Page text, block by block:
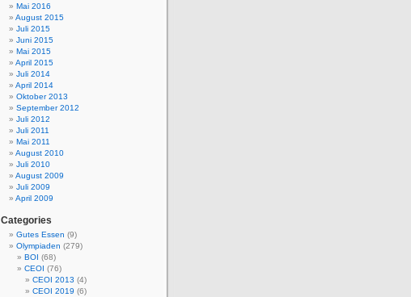
Mai 2016
August 2015
Juli 2015
Juni 2015
Mai 2015
April 2015
Juli 2014
April 2014
Oktober 2013
September 2012
Juli 2012
Juli 2011
Mai 2011
August 2010
Juli 2010
August 2009
Juli 2009
April 2009
Categories
Gutes Essen (9)
Olympiaden (279)
BOI (68)
CEOI (76)
CEOI 2013 (4)
CEOI 2019 (6)